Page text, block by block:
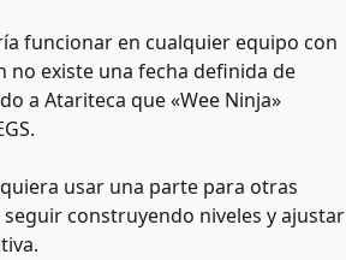
funcionar en cualquier equipo con
no existe una fecha definida de
a Atariteca que «Wee Ninja»
usar una parte para otras
construyendo niveles y ajustar